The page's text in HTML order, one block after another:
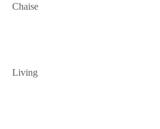
Chaise
Living